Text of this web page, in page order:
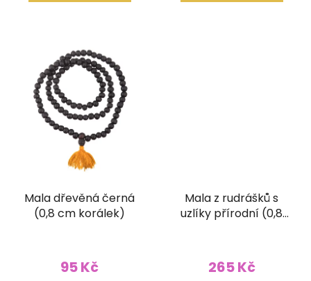
Mala dřevěná černá
(0,8 cm korálek)
95 Kč
Mala z rudrášků s
uzlíky přírodní (0,8
265 Kč